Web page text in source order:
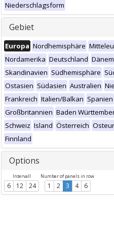
Niederschlagsform
Gebiet
Europa Nordhemisphäre
Nordamerika Deutschland
Skandinavien Südhemisphäre
Ostasien Südasien Australien
Frankreich Italien/Balkan Spanien
Großbritannien Baden
Schweiz Island Österreich
Finnland
Options
Intervall
6 12 24
Number of panels in row
1 2 3 4 6